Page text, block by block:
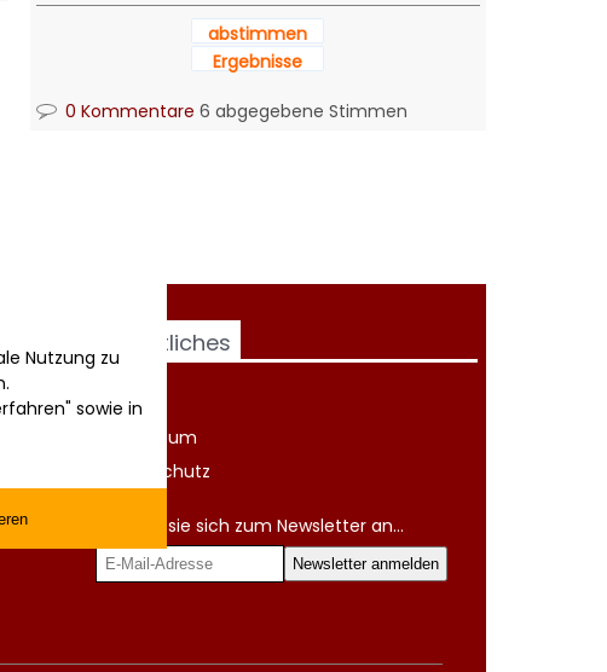
abstimmen
Ergebnisse
0 Kommentare 6 abgegebene Stimmen
Rechtliches
AGB
Impressum
Datenschutz
Melden sie sich zum Newsletter an...
Nutzung zu
sowie in